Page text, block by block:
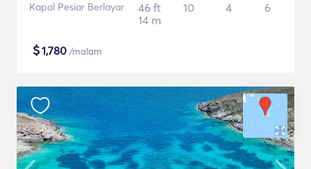
Kapal Pesiar Berlayar
46 ft
14 m
10 4 6
$1,780 /malam